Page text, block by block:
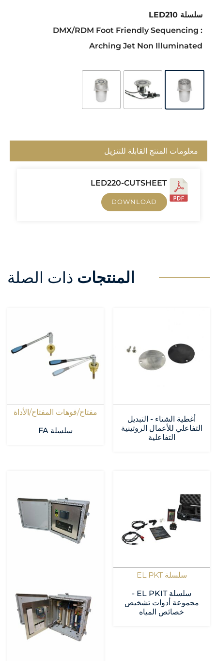
سلسلة LED210
: DMX/RDM Foot Friendly Sequencing
Arching Jet Non Illuminated
معلومات المنتج القابلة للتنزيل
LED220-CUTSHEET
DOWNLOAD
المنتجات ذات الصلة
أغطية الشتاء - التبديل
التفاعلي للأعمال الروتينية
التفاعلية
مفتاح/فوهات المفتاح/الأداة
سلسلة FA
سلسلة EL PKT
سلسلة EL PKIT -
مجموعة أدوات تشخيص
خصائص المياه